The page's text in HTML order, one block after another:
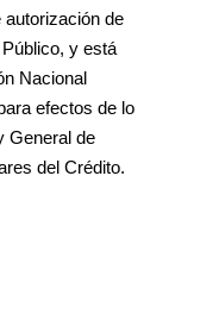
de
y está
Nacional
efectos de lo
General de
del Crédito.